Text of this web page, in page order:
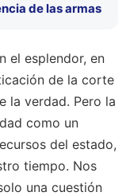
de las armas
el esplendor, en
de la corte
la verdad. Pero la
como un
del estado,
tiempo. Nos
una cuestión